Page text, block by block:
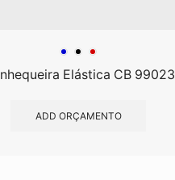
Elástica CB 99023
ADD ORÇAMENTO